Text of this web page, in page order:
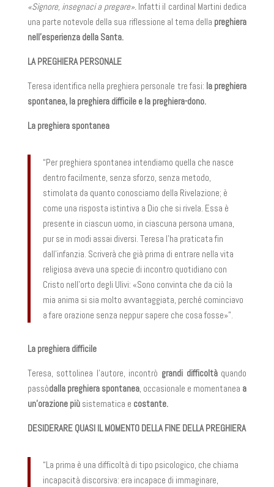
«Signore, insegnaci a pregare».Infatti il cardinal Martini dedica
una parte notevole della sua riflessione al tema della preghiera
nell’esperienza della Santa.
LA PREGHIERA PERSONALE
Teresa identifica nella preghiera personale tre fasi: la preghiera
spontanea, la preghiera difficile e la preghiera-dono.
La preghiera spontanea
“Per preghiera spontanea intendiamo quella che nasce
dentro facilmente, senza sforzo, senza metodo,
stimolata da quanto conosciamo della Rivelazione; è
come una risposta istintiva a Dio che si rivela. Essa è
presente in ciascun uomo, in ciascuna persona umana,
pur se in modi assai diversi. Teresa l’ha praticata fin
dall’infanzia. Scriverà che già prima di entrare nella vita
religiosa aveva una specie di incontro quotidiano con
Cristo nell’orto degli Ulivi: «Sono convinta che da ciò la
mia anima si sia molto avvantaggiata, perché cominciavo
a fare orazione senza neppur sapere che cosa fosse»”.
La preghiera difficile
Teresa, sottolinea l’autore, incontrò grandi difficoltàquando
passòdalla preghiera spontanea, occasionale e momentanea a
un’orazione piùsistematica e costante.
DESIDERARE QUASI IL MOMENTO DELLA FINE DELLA PREGHIERA
“La prima è una difficoltà di tipo psicologico, che chiama
incapacità discorsiva: era incapace di immaginare,